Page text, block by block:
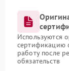
Используются
сертификацию
работу после
обязательств